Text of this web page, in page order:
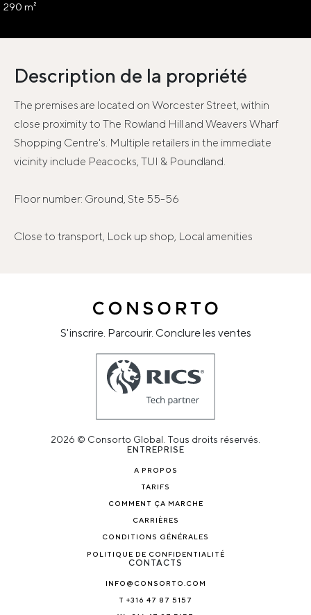
290 m²
Description de la propriété
The premises are located on Worcester Street, within
close proximity to The Rowland Hill and Weavers Wharf
Shopping Centre's. Multiple retailers in the immediate
vicinity include Peacocks, TUI & Poundland.
Floor number: Ground, Ste 55-56
Close to transport, Lock up shop, Local amenities
S'inscrire. Parcourir. Conclure les ventes
2026 © Consorto Global. Tous droits réservés.
ENTREPRISE
A PROPOS
TARIFS
COMMENT ÇA MARCHE
CARRIÈRES
CONDITIONS GÉNÉRALES
POLITIQUE DE CONFIDENTIALITÉ
CONTACTS
INFO@CONSORTO.COM
T +316 47 87 5157